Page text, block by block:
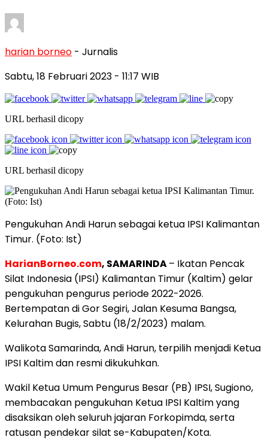
harian borneo - Jurnalis
Sabtu, 18 Februari 2023 - 11:17 WIB
URL berhasil dicopy
URL berhasil dicopy
Pengukuhan Andi Harun sebagai ketua IPSI Kalimantan
Timur. (Foto: Ist)
HarianBorneo.com, SAMARINDA– Ikatan Pencak
Silat Indonesia (IPSI) Kalimantan Timur (Kaltim) gelar
pengukuhan pengurus periode 2022-2026.
Bertempatan di Gor Segiri, Jalan Kesuma Bangsa,
Kelurahan Bugis, Sabtu (18/2/2023) malam.
Walikota Samarinda, Andi Harun, terpilih menjadi Ketua
IPSI Kaltim dan resmi dikukuhkan.
Wakil Ketua Umum Pengurus Besar (PB) IPSI, Sugiono,
membacakan pengukuhan Ketua IPSI Kaltim yang
disaksikan oleh seluruh jajaran Forkopimda, serta
ratusan pendekar silat se-Kabupaten/Kota.